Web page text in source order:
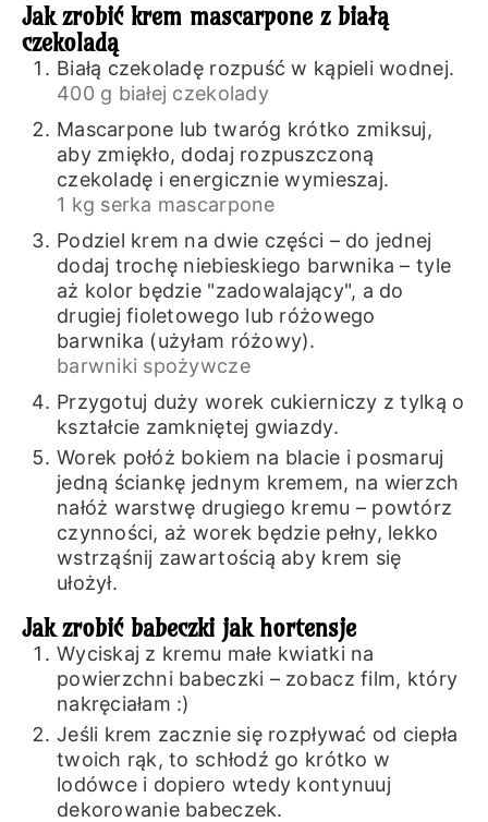
Jak zrobić krem mascarpone z białą
czekoladą
Białą czekoladę rozpuść w kąpieli wodnej.
400 g białej czekolady
Mascarpone lub twaróg krótko zmiksuj,
aby zmiękło, dodaj rozpuszczoną
czekoladę i energicznie wymieszaj.
1 kg serka mascarpone
Podziel krem na dwie części – do jednej
dodaj trochę niebieskiego barwnika – tyle
aż kolor będzie "zadowalający", a do
drugiej fioletowego lub różowego
barwnika (użyłam różowy).
barwniki spożywcze
Przygotuj duży worek cukierniczy z tylką o
kształcie zamkniętej gwiazdy.
Worek połóż bokiem na blacie i posmaruj
jedną ściankę jednym kremem, na wierzch
nałóż warstwę drugiego kremu – powtórz
czynności, aż worek będzie pełny, lekko
wstrząśnij zawartością aby krem się
ułożył.
Jak zrobić babeczki jak hortensje
Wyciskaj z kremu małe kwiatki na
powierzchni babeczki – zobacz film, który
nakręciałam :)
Jeśli krem zacznie się rozpływać od ciepła
twoich rąk, to schłodź go krótko w
lodówce i dopiero wtedy kontynuuj
dekorowanie babeczek.